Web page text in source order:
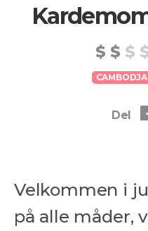
CAMBODJA
Del
Velkommen i
på alle måder,